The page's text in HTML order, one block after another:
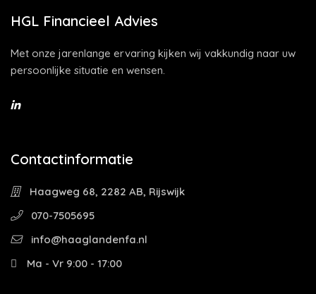
HGL Financieel Advies
Met onze jarenlange ervaring kijken wij vakkundig naar uw
persoonlijke situatie en wensen.
Contactinformatie
Haagweg 68, 2282 AB, Rijswijk
070-7505695
info@haaglandenfa.nl
Ma - Vr 9:00 - 17:00